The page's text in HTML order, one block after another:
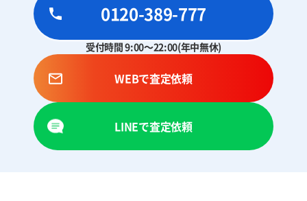
0120-389-777
受付時間 9:00～22:00(年中無休)
WEBで査定依頼
LINEで査定依頼